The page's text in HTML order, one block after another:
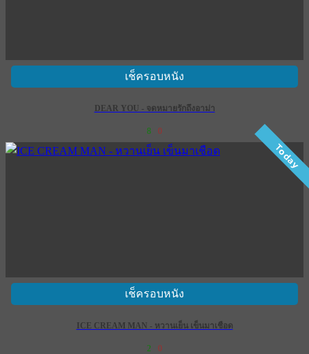
เช็ครอบหนัง
DEAR YOU - จดหมายรักถึงอาม่า
8 0
Today
เช็ครอบหนัง
ICE CREAM MAN - หวานเย็น เข็นมาเชือด
2 0